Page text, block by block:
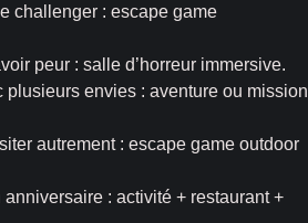
challenger : escape game
peur : salle d’horreur immersive.
plusieurs envies : aventure ou mission
autrement : escape game outdoor
: activité + restaurant +